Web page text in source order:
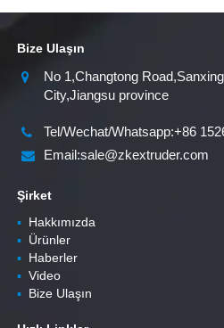
Bize Ulaşın
No 1,Changtong
City,Jiangsu province
Tel/Wechat/Whatsapp:+86
Email:sale@zkextruder.com
Şirket
▪Hakkımızda
▪Ürünler
▪Haberler
▪Video
▪Bize Ulaşın